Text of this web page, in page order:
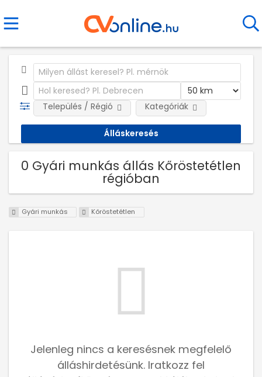
Település / Régió Kategóriák
0 Gyári munkás állás Kőröstetétlen
régióban
Gyári munkás Kőröstetétlen
Jelenleg nincs a keresésnek megfelelő
álláshirdetésünk. Iratkozz fel